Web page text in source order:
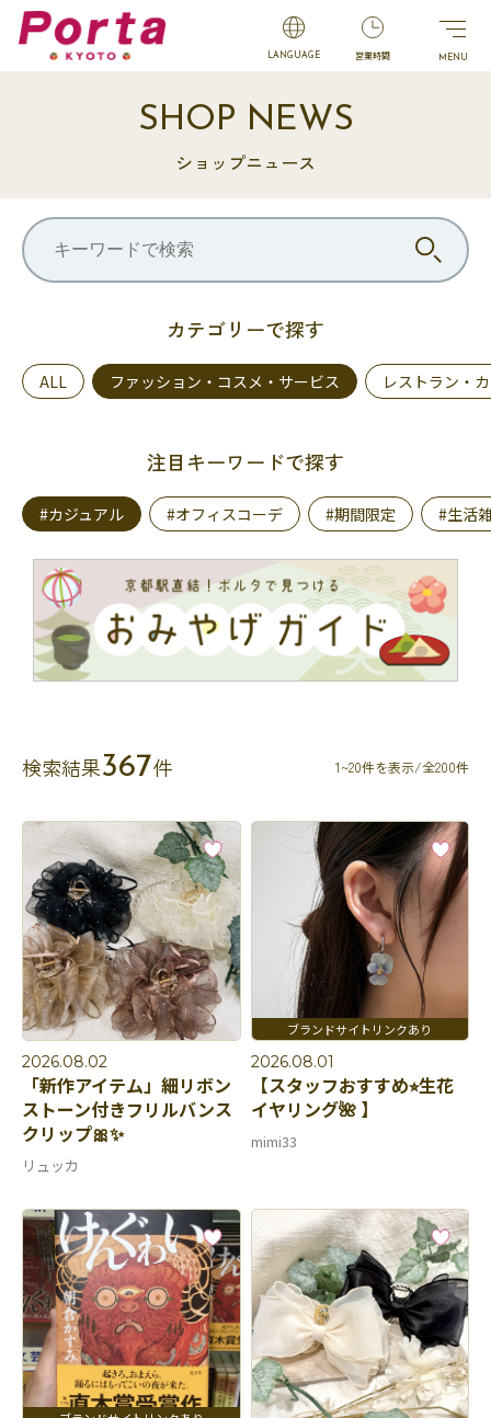
LANGUAGE 営業時間
SHOP NEWS
ショップニュース
カテゴリーで探す
ALL ファッション・コスメ・サービス レストラン・
注目キーワードで探す
#カジュアル #オフィスコーデ #期間限定 #生活
検索結果367件 1~20件を表示/全200件
2026.08.02
「新作アイテム」細リボン
ストーン付きフリルバンス
クリップ🎀✨
リュッカ
2026.08.01
【スタッフおすすめ⭐︎生花
イヤリング🌺 】
mimi33